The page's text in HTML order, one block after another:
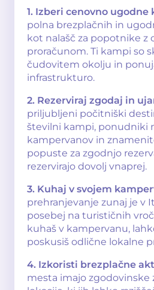
1. Izberi cenovno ugodne
polna brezplačnih in
kot nalašč za popotnike z
proračunom. Ti kampi so
čudovitem okolju in
infrastrukturo.
2. Rezerviraj zgodaj in
priljubljeni počitniški
številni kampi, ponudniki
kampervanov in
popuste za zgodnjo
rezervirajo dovolj vnaprej.
3. Kuhaj v svojem
prehranjevanje zunaj je v
posebej na turističnih
kuhaš v kampervanu,
poskusiš odlične lokalne
4. Izkoristi brezplačne
mesta imajo